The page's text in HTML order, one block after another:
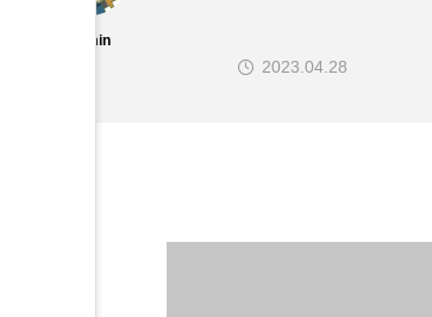
admin
2025.04.05